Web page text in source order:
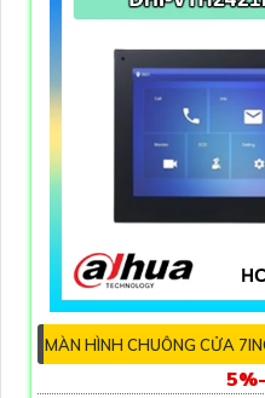
MÀN HÌNH CHUÔNG CỬA